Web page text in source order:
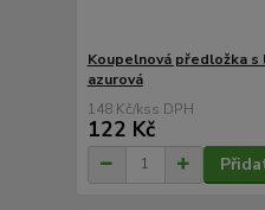
Koupelnová předložka s
azurová
148 Kč/ks
122 Kč